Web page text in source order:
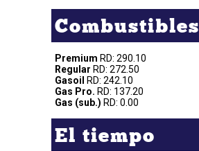
Combustibles
Premium RD: 290.10
Regular RD: 272.50
Gasoil
RD: 242.10
Gas Pro. RD: 137.20
Gas (sub.) RD: 0.00
El tiempo